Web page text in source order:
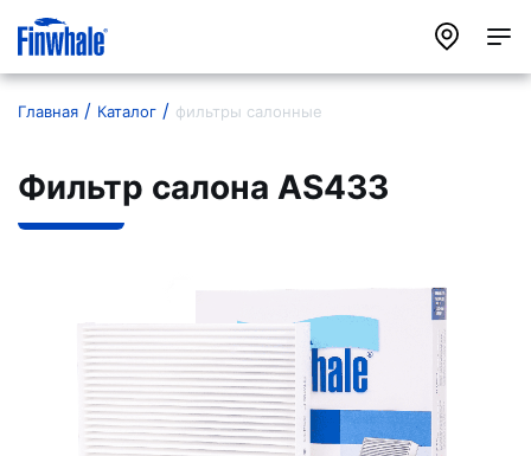
Главная Каталог фильтры салонные
Фильтр салона AS433